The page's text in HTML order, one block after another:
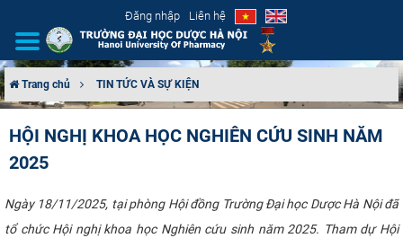
Đăng nhập Liên hệ
CƠ CẤU TỔ CHỨC
TUYỂN SINH
Trang chủ TIN TỨC VÀ SỰ KIỆN
HỘI NGHỊ KHOA HỌC NGHIÊN CỨU SINH NĂM
2025
Ngày 18/11/2025, tại phòng Hội đồng Trường Đại học Dược Hà Nội đã
tổ chức Hội nghị khoa học Nghiên cứu sinh năm 2025. Tham dự Hội